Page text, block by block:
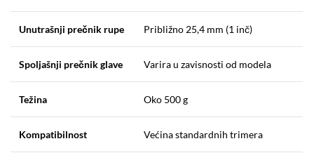
Unutrašnji prečnik rupe Približno 25,4 mm (1 inč)
Spoljašnji prečnik glave Varira u zavisnosti od modela
Težina Oko 500 g
Kompatibilnost Većina standardnih trimera